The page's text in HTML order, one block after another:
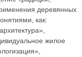
деревянных
как:
жилое